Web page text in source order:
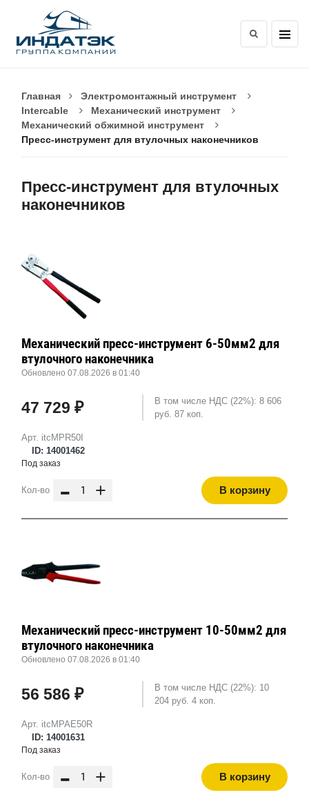
Главная
Электромонтажный инструмент
Intercable
Механический инструмент
Механический обжимной инструмент
Пресс-инструмент для втулочных наконечников
Пресс-инструмент для втулочных
наконечников
Арт. itcMPR50I
ID: 14001462
Механический пресс-инструмент 6-50мм2 для
втулочного наконечника
Обновлено 07.08.2026 в 01:40
47 729 ₽
В том числе НДС (22%): 8 606
руб. 87 коп.
Под заказ
Кол-во - + В корзину
Арт. itcMPAE50R
ID: 14001631
Механический пресс-инструмент 10-50мм2 для
втулочного наконечника
Обновлено 07.08.2026 в 01:40
56 586 ₽
В том числе НДС (22%): 10
204 руб. 4 коп.
Под заказ
Кол-во - + В корзину